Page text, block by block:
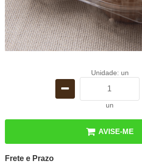
Unidade: un
un
AVISE-ME
Frete e Prazo